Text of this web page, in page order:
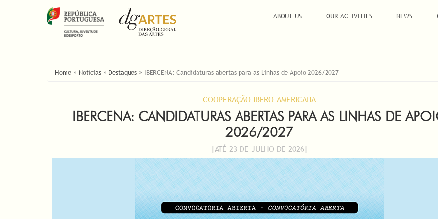
ABOUT US OUR ACTIVITIES NEWS
YOU ARE HERE
Home » Notícias » Destaques » IBERCENA: Candidaturas abertas para as Linhas de Apoio 2026/2027
COOPERAÇÃO IBERO-AMERICANA
IBERCENA: CANDIDATURAS ABERTAS PARA AS LINHAS DE
2026/2027
[ATÉ 23 DE JULHO DE 2026]